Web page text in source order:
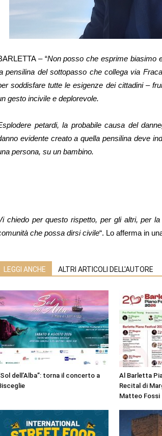
– “Non posso che esprime biasimo
pensilina del sottopasso che collega via
soddisfare tutte le esigenze dei cittadini –
gesto incivile e deplorevole.
petardi, la probabile causa del
evidente creato a quella pensilina deve
persona, su un bambino.
chiedo per questo rispetto, per gli altri, per
che possa dirsi civile“. Lo afferma in
LEGGI ANCHE ALTRI ARTICOLI DELL'AUTORE
dell’Alba”: torna il concerto a
Al Barletta
Recital di
Matteo Fossi